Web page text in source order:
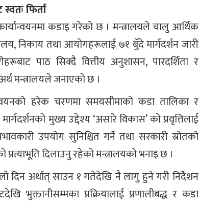
फिर्ता
कडाइ गरेको छ । मन्त्रालयले चालु आर्थिक
निकाय तथा आयोगहरूलाई ७१ बुँदे मार्गदर्शन जारी
पाठ सिक्दै वित्तीय अनुशासन, पारदर्शिता र
मन्त्रालयले जनाएको छ ।
हरेक चरणमा समयसीमाको कडा तालिका र
मुख्य उद्देश्य ‘असारे विकास’ को प्रवृत्तिलाई
उपयोग सुनिश्चित गर्ने तथा सरकारी स्रोतको
दिलाउनु रहेको मन्त्रालयको भनाइ छ ।
दिन अर्थात् साउन १ गतेदेखि नै लागु हुने गरी निर्देशन
भुक्तानीसम्मका प्रक्रियालाई प्रणालीबद्ध र कडा